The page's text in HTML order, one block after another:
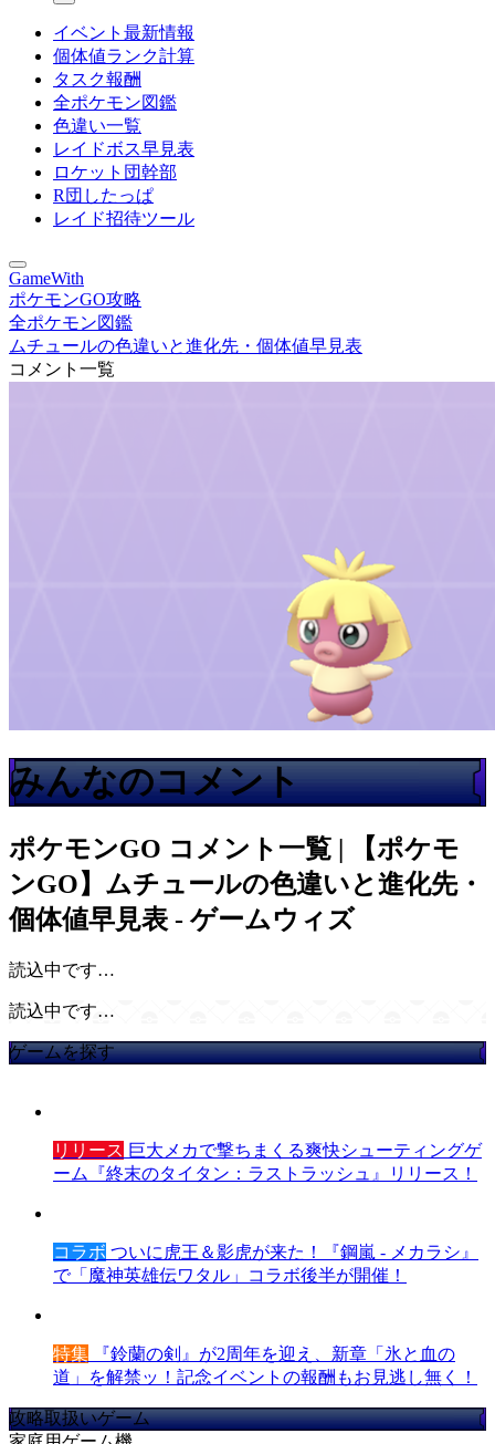
イベント最新情報
個体値ランク計算
タスク報酬
全ポケモン図鑑
色違い一覧
レイドボス早見表
ロケット団幹部
R団したっぱ
レイド招待ツール
GameWith
ポケモンGO攻略
全ポケモン図鑑
ムチュールの色違いと進化先・個体値早見表
コメント一覧
みんなのコメント
ポケモンGO コメント一覧 | 【ポケモ
ンGO】ムチュールの色違いと進化先・
個体値早見表 - ゲームウィズ
読込中です…
読込中です…
ゲームを探す
リリース 巨大メカで撃ちまくる爽快シューティングゲ
ーム『終末のタイタン：ラストラッシュ』リリース！
コラボ ついに虎王＆影虎が来た！『鋼嵐 - メカラシ』
で「魔神英雄伝ワタル」コラボ後半が開催！
特集 『鈴蘭の剣』が2周年を迎え、新章「氷と血の
道」を解禁ッ！記念イベントの報酬もお見逃し無く！
攻略取扱いゲーム